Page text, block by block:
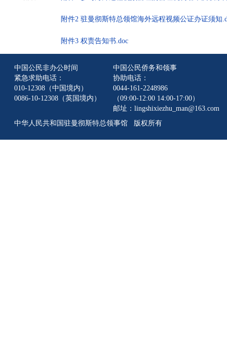
附件2 驻曼彻斯特总领馆海外远程视频公证办证须知
附件3 权责告知书.doc
中国公民非办公时间
紧急求助电话：
010-12308（中国境内）
0086-10-12308（英国境内）
中国公民侨务和领事
协助电话：
0044-161-2248986
（09:00-12:00 14:00-17:00）
邮址：lingshixiezhu_man@163.com
中华人民共和国驻曼彻斯特总领事馆 版权所有